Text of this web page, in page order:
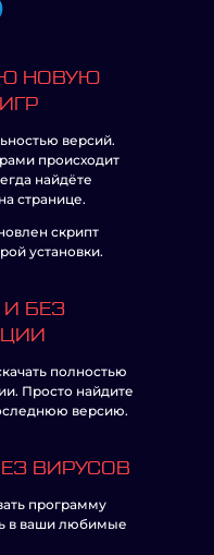
НОВУЮ
версий.
происходит
найдёте
странице.
скрипт
установки.
И БЕЗ
полностью
Просто найдите
версию.
ВИРУСОВ
программу
в ваши любимые